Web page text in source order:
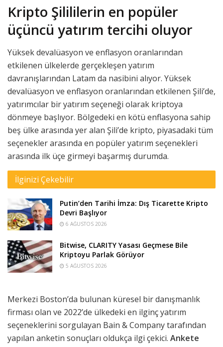
Kripto Şilililerin en popüler
üçüncü yatırım tercihi oluyor
Yüksek devalüasyon ve enflasyon oranlarından
etkilenen ülkelerde gerçekleşen yatırım
davranışlarından Latam da nasibini alıyor. Yüksek
devalüasyon ve enflasyon oranlarından etkilenen Şili’de,
yatırımcılar bir yatırım seçeneği olarak kriptoya
dönmeye başlıyor. Bölgedeki en kötü enflasyona sahip
beş ülke arasında yer alan Şili’de kripto, piyasadaki tüm
seçenekler arasında en popüler yatırım seçenekleri
arasında ilk üçe girmeyi başarmış durumda.
İlginizi Çekebilir
Putin’den Tarihi İmza: Dış Ticarette Kripto
Devri Başlıyor
6 AĞUSTOS 2026
Bitwise, CLARITY Yasası Geçmese Bile
Kriptoyu Parlak Görüyor
5 AĞUSTOS 2026
Merkezi Boston’da bulunan küresel bir danışmanlık
firması olan ve 2022’de ülkedeki en ilginç yatırım
seçeneklerini sorgulayan Bain & Company tarafından
yapılan anketin sonuçları oldukça ilgi çekici. Ankete